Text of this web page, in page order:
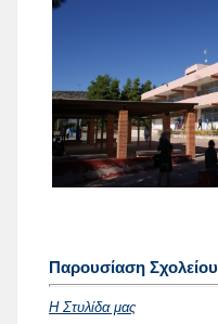
Παρουσίαση Σχολείου
Η Στυλίδα μας